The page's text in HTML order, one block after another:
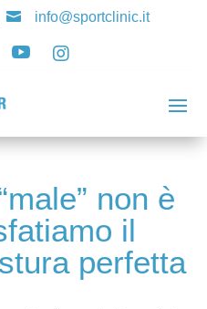
 info@sportclinic.it
 
non è
il
perfetta